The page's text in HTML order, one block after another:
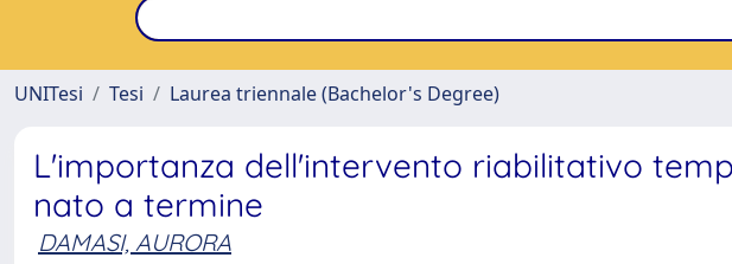
UNITesi
Tesi Laurea triennale (Bachelor's Degree)
L'importanza dell'intervento riabilitativo
nato a termine
DAMASI, AURORA